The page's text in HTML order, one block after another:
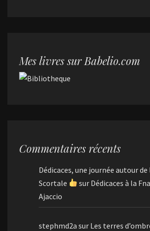
Mes livres sur Babelio.com
Commentaires récents
Dédicaces, une journée autour
Scortale
sur Dédicaces à la
Ajaccio
stephmd2a sur Les terres